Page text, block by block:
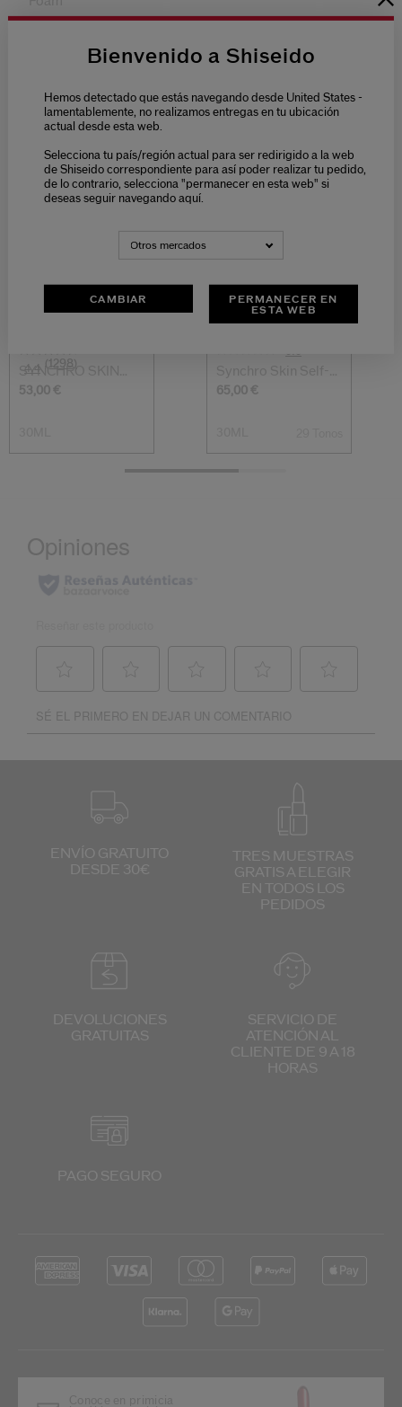
126,00 €
TU RUTINA DE TRATAMIENTO
PREPARAR
4.4 (1298)
SYNCHRO SKIN
Soft Blurring Pri...
53,00 €
MATIFICAR Y UNIFICAR
Refreshing F...
65,00 €
ENVÍO GRATUITO
DESDE 30€
TRES MUESTRAS
GRATIS A ELEGIR
EN TODOS LOS
PEDIDOS
DEVOLUCIONES
GRATUITAS
SERVICIO DE
ATENCIÓN AL
CLIENTE DE 9 A 18
HORAS
PAGO SEGURO
Bienvenido a Shiseido
Hemos detectado que estás navegando desde United States -
lamentablemente, no realizamos entregas en tu ubicación
actual desde esta web.
Selecciona tu país/región actual para ser redirigido a la web
de Shiseido correspondiente para así poder realizar tu pedido,
de lo contrario, selecciona "permanecer en esta web" si
deseas seguir navegando aquí.
Otros mercados
CAMBIAR
PERMANECER EN
ESTA WEB